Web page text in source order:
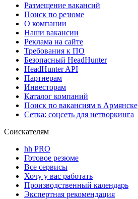
Размещение вакансий
Поиск по резюме
О компании
Наши вакансии
Реклама на сайте
Требования к ПО
Безопасный HeadHunter
HeadHunter API
Партнерам
Инвесторам
Каталог компаний
Поиск по вакансиям в Армянске
Сетка: соцсеть для нетворкинга
Соискателям
hh PRO
Готовое резюме
Все сервисы
Хочу у вас работать
Производственный календарь
Экспертная рекомендация